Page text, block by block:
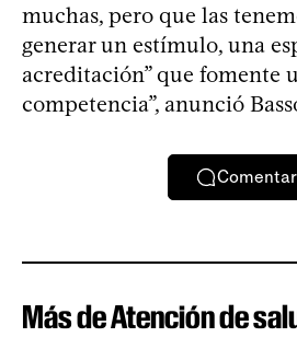
muchas, pero que las
generar un estímulo, una
acreditación” que fomente
competencia”, anunció
Comentar
Más de Atención de